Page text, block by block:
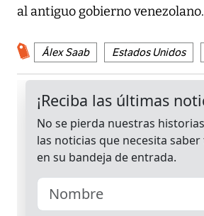
al antiguo gobierno venezolano.
Álex Saab Estados Unidos